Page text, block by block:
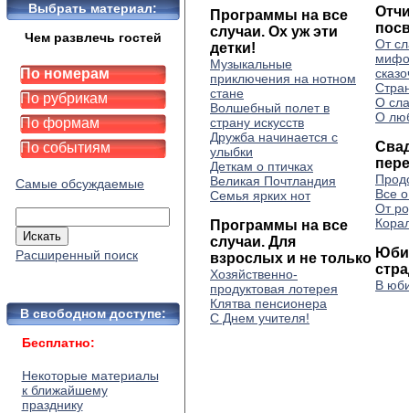
Выбрать материал:
Чем развлечь гостей
По номерам
По рубрикам
По формам
По событиям
Самые обсуждаемые
Расширенный поиск
В свободном доступе:
Бесплатно:
Некоторые материалы
к ближайшему
празднику
Программы на все
случаи. Ох уж эти
детки!
Музыкальные
приключения на нотном
стане
Волшебный полет в
страну искусств
Дружба начинается с
улыбки
Деткам о птичках
Великая Почтландия
Семья ярких нот
Программы на все
случаи. Для
взрослых и не только
Хозяйственно-
продуктовая лотерея
Клятва пенсионера
С Днем учителя!
От
О
О
Все
От
В